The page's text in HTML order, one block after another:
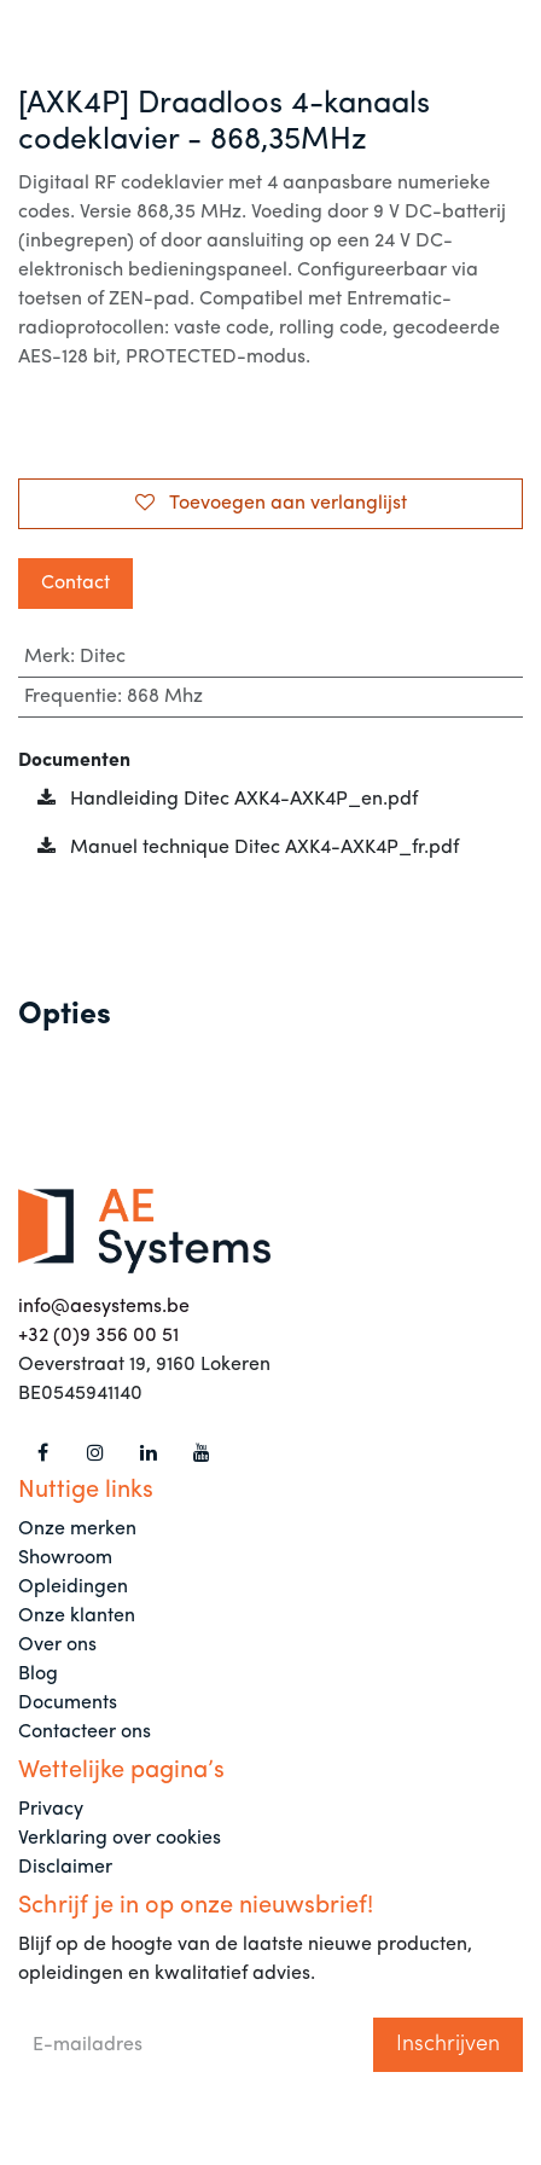
[AXK4P] Draadloos 4-kanaals
codeklavier - 868,35MHz
Digitaal RF codeklavier met 4 aanpasbare numerieke
codes. Versie 868,35 MHz. Voeding door 9 V DC-batterij
(inbegrepen) of door aansluiting op een 24 V DC-
elektronisch bedieningspaneel. Configureerbaar via
toetsen of ZEN-pad. Compatibel met Entrematic-
radioprotocollen: vaste code, rolling code, gecodeerde
AES-128 bit, PROTECTED-modus.
Toevoegen aan verlanglijst
Contact
Merk: Ditec
Frequentie: 868 Mhz
Documenten
Handleiding Ditec AXK4-AXK4P_en.pdf
Manuel technique Ditec AXK4-AXK4P_fr.pdf
Opties
info@aesystems.be
+32 (0)9 356 00 51
Oeverstraat 19, 9160 Lokeren
BE0545941140
Nuttige links
Onze merken
Showroom
Opleidingen
Onze klanten
Over ons
Blog
Documents
Contacteer ons
Wettelijke pagina’s
Privacy
Verklaring over cookies
Disclaimer
Schrijf je in op onze nieuwsbrief!
Blijf op de hoogte van de laatste nieuwe producten,
opleidingen en kwalitatief advies.
Inschrijven